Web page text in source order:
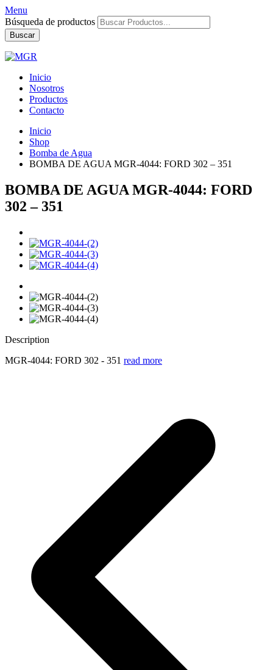
Menu
Búsqueda de productos
Buscar
Inicio
Nosotros
Productos
Contacto
Inicio
Shop
Bomba de Agua
BOMBA DE AGUA MGR-4044: FORD 302 – 351
BOMBA DE AGUA MGR-4044: FORD
302 – 351
Description
MGR-4044: FORD 302 - 351 read more